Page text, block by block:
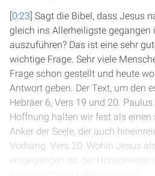
[0:23] Sagt die Bibel, dass Jesus
gleich ins Allerheiligste gegangen
auszuführen? Das ist eine sehr
wichtige Frage. Sehr viele
Frage schon gestellt und heute
Antwort geben. Der Text, um den
Hebräer 6, Vers 19 und 20.
Hoffnung halten wir fest als einen
Anker der Seele, der auch
Vorhang. Vers 20: Wohin Jesus
eingegangen ist, der